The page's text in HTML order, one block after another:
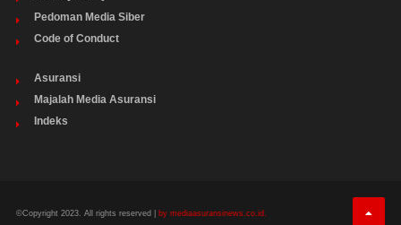
Pedoman Media Siber
Code of Conduct
Asuransi
Majalah Media Asuransi
Indeks
©Copyright 2023. All rights reserved | by mediaasuransinews.co.id.